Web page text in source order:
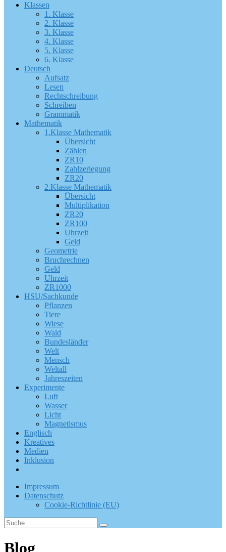
Klassen
1. Klasse
2. Klasse
3. Klasse
4. Klasse
5. Klasse
6. Klasse
Deutsch
Aufsatz
Lesen
Rechtschreibung
Schreiben
Grammatik
Mathematik
1.Klasse Mathematik
Übersicht
Zählen
ZR10
Zahlzerlegung
ZR20
2.Klasse Mathematik
Übersicht
Multiplikation
ZR20
ZR100
Uhrzeit
Geld
Geometrie
Bruchrechnen
Geld
Uhrzeit
ZR1000
HSU/Sachkunde
Pflanzen
Tiere
Wiese
Wald
Bundesländer
Welt
Mensch
Weltall
Jahreszeiten
Experimente
Luft
Wasser
Licht
Magnetismus
Englisch
Kreatives
Medien
Inklusion
Impressum
Datenschutz
Cookie-Richtlinie (EU)
Blog